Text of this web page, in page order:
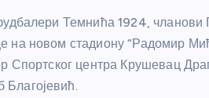
Темнића 1924, чланови
на новом стадиону “Радомир
Спортског центра Крушевац